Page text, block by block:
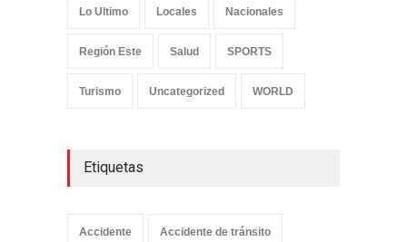
Lo Ultimo Locales Nacionales
Región Este Salud SPORTS
Turismo Uncategorized WORLD
Etiquetas
Accidente Accidente de tránsito